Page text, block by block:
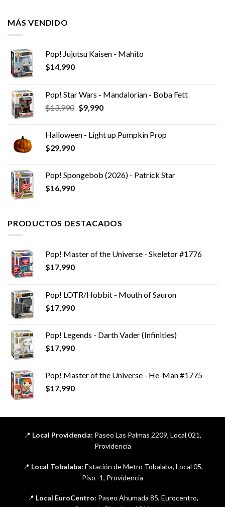
MÁS VENDIDO
Pop! Jujutsu Kaisen - Mahito
$14,990
Pop! Star Wars - Mandalorian - Boba Fett
$13,990 El
era:
$9,990El
es:
Halloween - Light up Pumpkin Prop
$29,990
Pop! Spongebob (2026) - Patrick Star
$16,990
PRODUCTOS DESTACADOS
Pop! Master of the Universe - Skeletor #1776
$17,990
Pop! LOTR/Hobbit - Mouth of Sauron
$17,990
Pop! Legends - Darth Vader (Infinities)
$17,990
Pop! Master of the Universe - He-Man #1775
$17,990
📍 Local Providencia: Paseo Las Palmas 2209, Local 021,
Providencia
📍 Local Tobalaba: Estación de Metro Tobalaba, Local 05,
Piso -1, Providencia
📍 Local EuroCentro: Paseo Ahumada 85, Eurocentro,